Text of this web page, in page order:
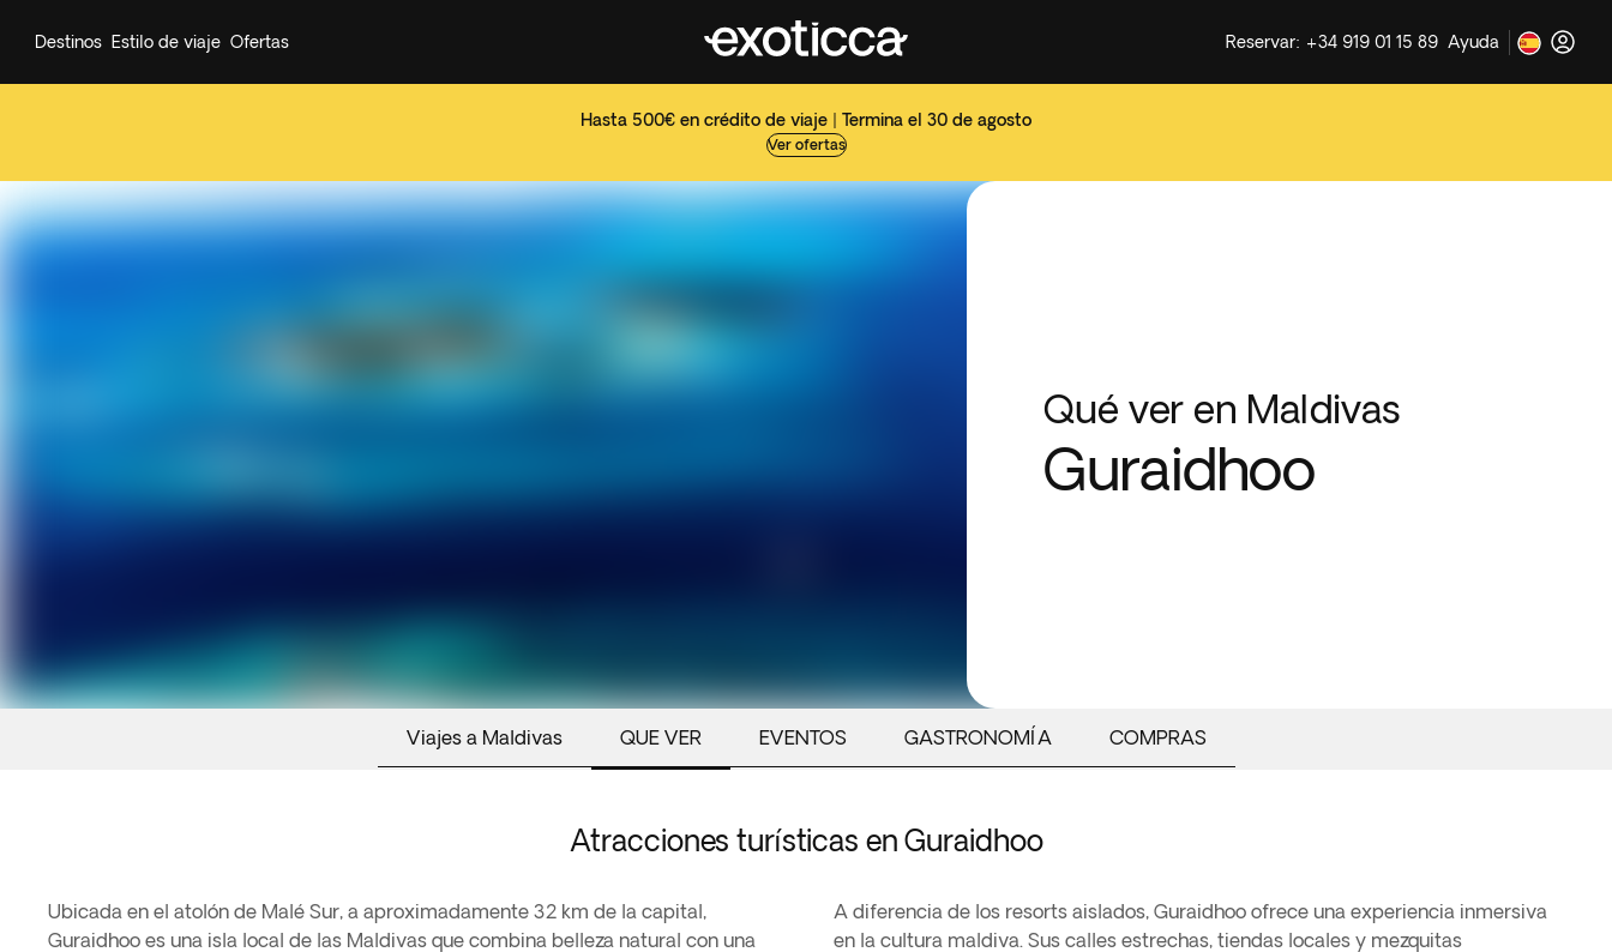
Hasta 500€ en crédito de viaje | Termina el 30 de agosto
Ver ofertas
Destinos Estilo de viaje Ofertas Reservar: +34 919 01 15 89 Ayuda
Qué ver en Maldivas
Guraidhoo
Viajes a Maldivas QUE VER EVENTOS GASTRONOMÍA COMPRAS
Atracciones turísticas en Guraidhoo
Ubicada en el atolón de Malé Sur, a aproximadamente 32 km de la capital,
Guraidhoo es una isla local de las Maldivas que combina belleza natural con una
A diferencia de los resorts aislados, Guraidhoo ofrece una experiencia inmersiva
en la cultura maldiva. Sus calles estrechas, tiendas locales y mezquitas